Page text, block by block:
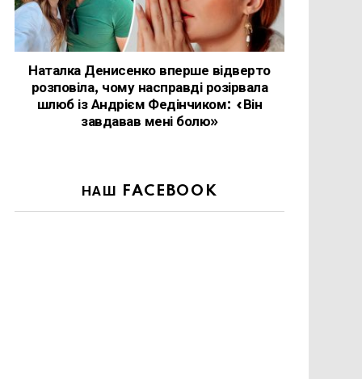
Наталка Денисенко вперше відверто
розповіла, чому насправді розірвала
шлюб із Андрієм Федінчиком: «Він
завдавав мені болю»
НАШ FACEBOOK